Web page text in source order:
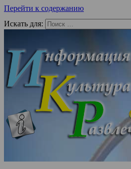
Перейти к содержанию
Искать для: